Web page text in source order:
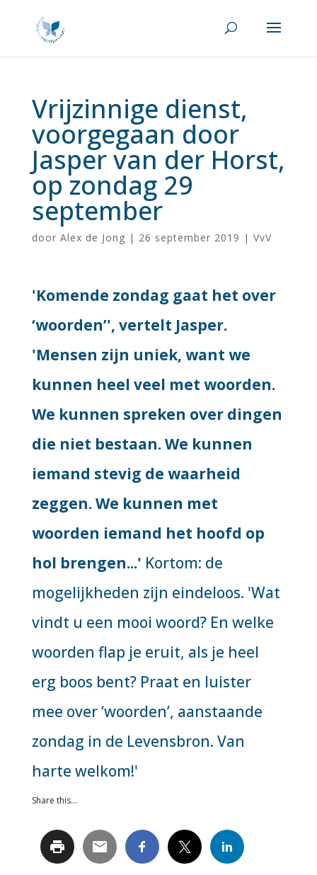
Vrijzinnige dienst,
voorgegaan door
Jasper van der Horst,
op zondag 29
september
door Alex de Jong | 26 september 2019 | VvV
'Komende zondag gaat het over
‘woorden’', vertelt Jasper.
'Mensen zijn uniek, want we
kunnen heel veel met woorden.
We kunnen spreken over dingen
die niet bestaan. We kunnen
iemand stevig de waarheid
zeggen. We kunnen met
woorden iemand het hoofd op
hol brengen...' Kortom: de
mogelijkheden zijn eindeloos. 'Wat
vindt u een mooi woord? En welke
woorden flap je eruit, als je heel
erg boos bent? Praat en luister
mee over ‘woorden’, aanstaande
zondag in de Levensbron. Van
harte welkom!'
Share this...